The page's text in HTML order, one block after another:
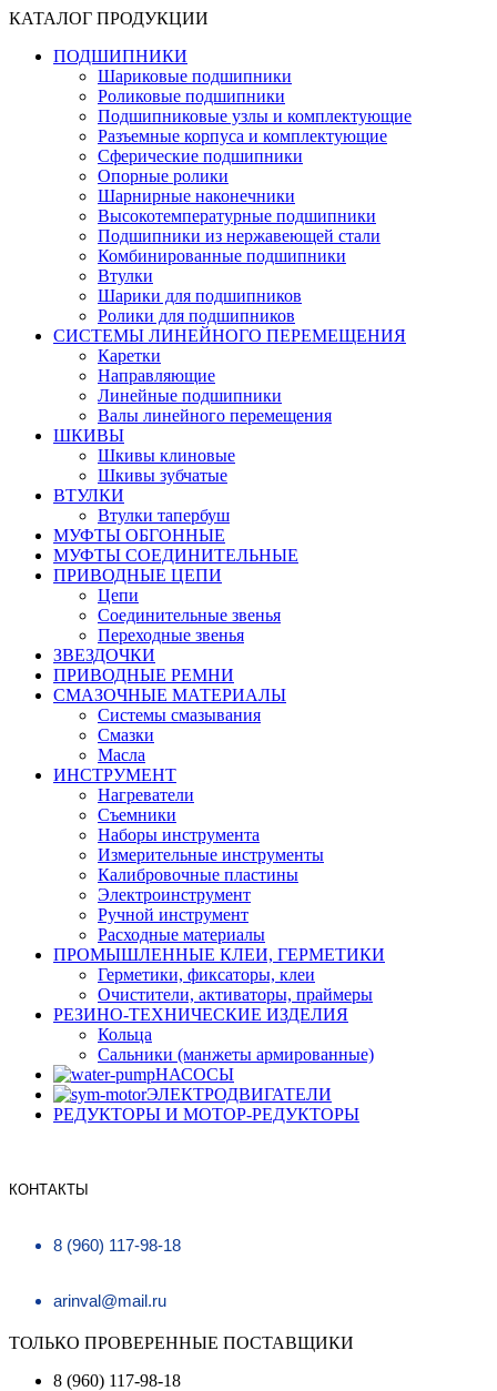
КАТАЛОГ ПРОДУКЦИИ
ПОДШИПНИКИ
Шариковые подшипники
Роликовые подшипники
Подшипниковые узлы и комплектующие
Разъемные корпуса и комплектующие
Сферические подшипники
Опорные ролики
Шарнирные наконечники
Высокотемпературные подшипники
Подшипники из нержавеющей стали
Комбинированные подшипники
Втулки
Шарики для подшипников
Ролики для подшипников
СИСТЕМЫ ЛИНЕЙНОГО ПЕРЕМЕЩЕНИЯ
Каретки
Направляющие
Линейные подшипники
Валы линейного перемещения
ШКИВЫ
Шкивы клиновые
Шкивы зубчатые
ВТУЛКИ
Втулки тапербуш
МУФТЫ ОБГОННЫЕ
МУФТЫ СОЕДИНИТЕЛЬНЫЕ
ПРИВОДНЫЕ ЦЕПИ
Цепи
Соединительные звенья
Переходные звенья
ЗВЕЗДОЧКИ
ПРИВОДНЫЕ РЕМНИ
СМАЗОЧНЫЕ МАТЕРИАЛЫ
Системы смазывания
Смазки
Масла
ИНСТРУМЕНТ
Нагреватели
Съемники
Наборы инструмента
Измерительные инструменты
Калибровочные пластины
Электроинструмент
Ручной инструмент
Расходные материалы
ПРОМЫШЛЕННЫЕ КЛЕИ, ГЕРМЕТИКИ
Герметики, фиксаторы, клеи
Очистители, активаторы, праймеры
РЕЗИНО-ТЕХНИЧЕСКИЕ ИЗДЕЛИЯ
Кольца
Сальники (манжеты армированные)
НАСОСЫ
ЭЛЕКТРОДВИГАТЕЛИ
РЕДУКТОРЫ И МОТОР-РЕДУКТОРЫ
КОНТАКТЫ
8 (960) 117-98-18
arinval@mail.ru
ТОЛЬКО ПРОВЕРЕННЫЕ ПОСТАВЩИКИ
8 (960) 117-98-18